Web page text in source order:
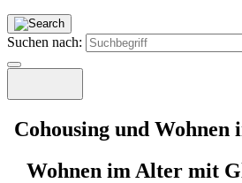
Suchen nach:
Cohousing und Wohnen
Wohnen im Alter mit